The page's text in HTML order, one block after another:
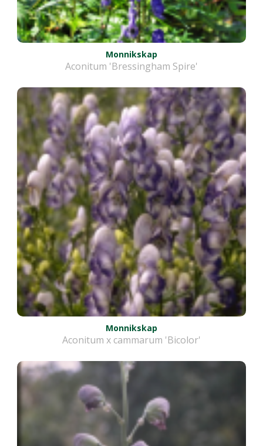
Monnikskap
Aconitum 'Bressingham Spire'
Monnikskap
Aconitum x cammarum 'Bicolor'